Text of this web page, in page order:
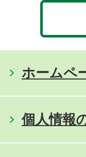
ホームペ
個人情報